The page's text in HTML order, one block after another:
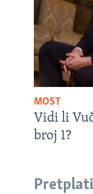
MOST
Vidi li
broj 1?